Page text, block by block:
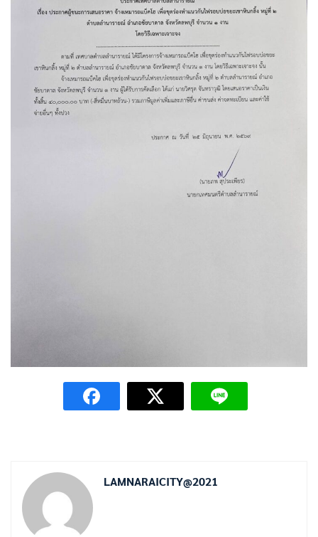
LAMNARAICITY@2021